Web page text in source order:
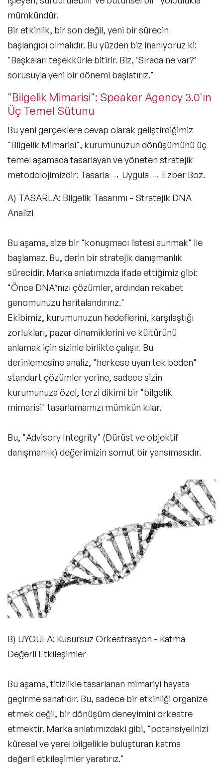
mümkündür.
Bir etkinlik, bir son değil, yeni bir sürecin
başlangıcı olmalıdır. Bu yüzden biz inanıyoruz ki:
"Başkaları teşekkürle bitirir. Biz, ‘Sırada ne var?’
sorusuyla yeni bir dönemi başlatırız."
"Bilgelik Mimarisi": Speaker Agency 3.0'ın
Üç Temel Sütunu
Bu yeni gerçeklere cevap olarak geliştirdiğimiz
"Bilgelik Mimarisi", kurumunuzun dönüşümünü üç
temel aşamada tasarlayan ve yöneten stratejik
metodolojimizdir: Tasarla → Uygula → Ezber Boz.
A) TASARLA: Bilgelik Tasarımı - Stratejik DNA
Analizi
Bu aşama, size bir "konuşmacı listesi sunmak" ile
başlamaz. Bu, derin bir stratejik danışmanlık
sürecidir. Marka anlatımızda ifade ettiğimiz gibi:
"Önce DNAʼnızı çözümler, ardından rekabet
genomunuzu haritalandırırız."
Ekibimiz, kurumunuzun hedeflerini, karşılaştığı
zorlukları, pazar dinamiklerini ve kültürünü
anlamak için sizinle birlikte çalışır. Bu
derinlemesine analiz, "herkese uyan tek beden"
standart çözümler yerine, sadece sizin
kurumunuza özel, terzi dikimi bir "bilgelik
mimarisi" tasarlamamızı mümkün kılar.
Bu, "Advisory Integrity" (Dürüst ve objektif
danışmanlık) değerimizin somut bir yansımasıdır.
B) UYGULA: Kusursuz Orkestrasyon - Katma
Değerli Etkileşimler
Bu aşama, titizlikle tasarlanan mimariyi hayata
geçirme sanatıdır. Bu, sadece bir etkinliği organize
etmek değil, bir dönüşüm deneyimini orkestre
etmektir. Marka anlatımızdaki gibi, "potansiyelinizi
küresel ve yerel bilgelikle buluşturan katma
değerli etkileşimler yaratırız."